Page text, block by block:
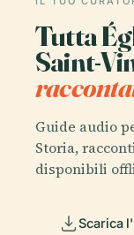
Tutta
Saint-
Guide audio
Storia,
disponibili
Scarica